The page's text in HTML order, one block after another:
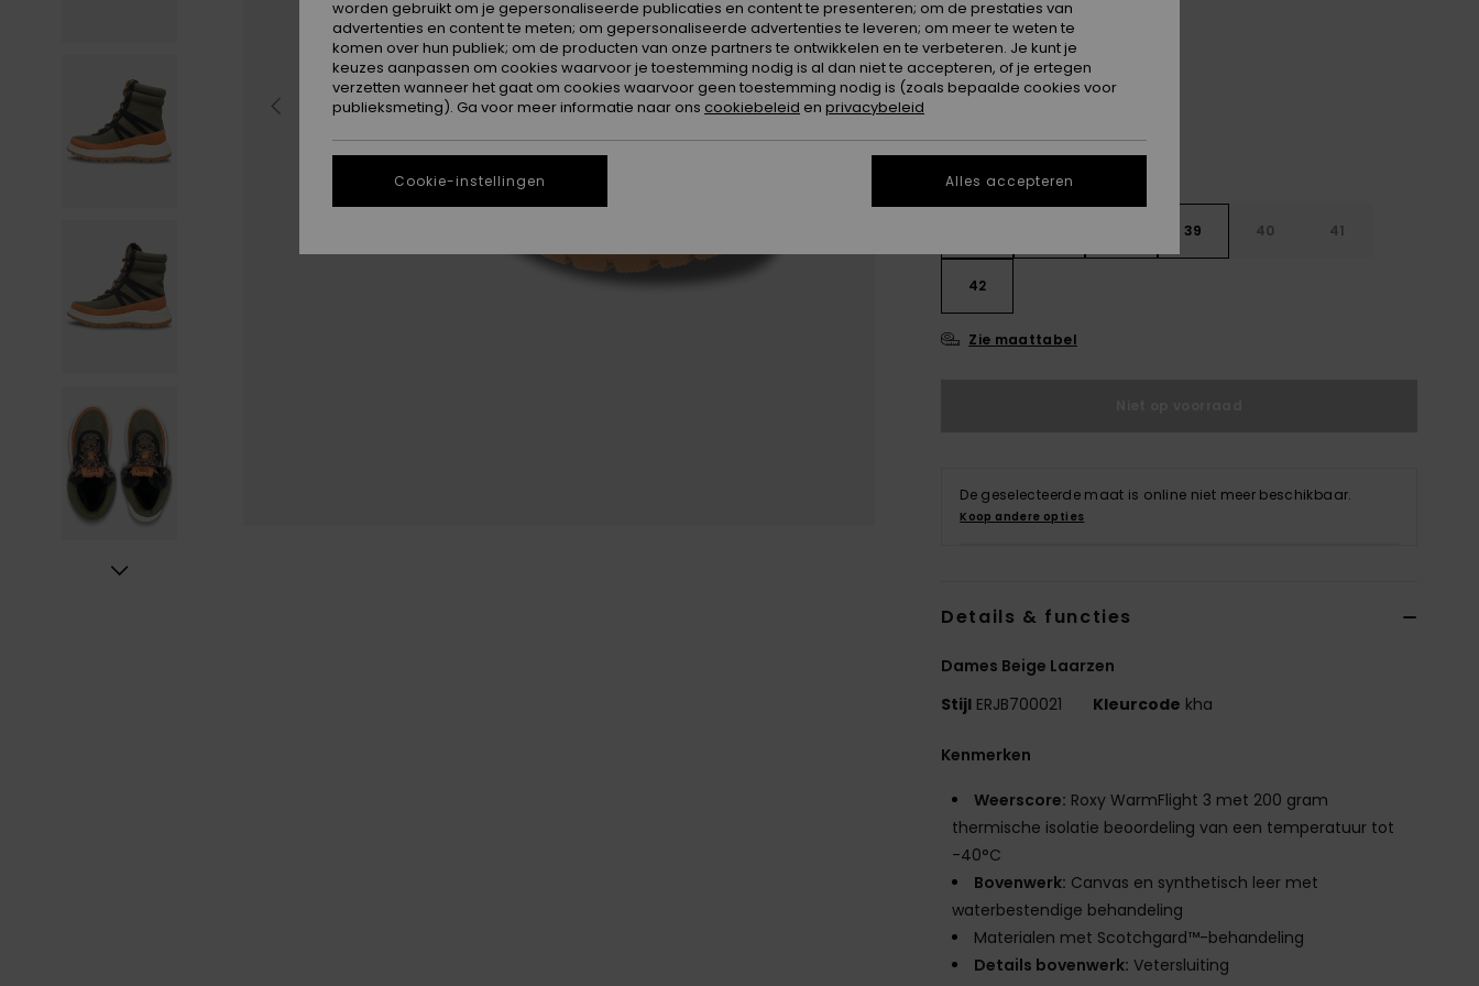
KleurKhaki
39 40 41
42
Zie maattabel
De geselecteerde maat is online niet meer beschikbaar.
Koop andere opties
Details & functies
Dames Beige Laarzen
Stijl ERJB700021 Kleurcode kha
Kenmerken
Weerscore: Roxy WarmFlight 3 met 200 gram
thermische isolatie beoordeling van een temperatuur tot
-40°C
Bovenwerk: Canvas en synthetisch leer met
waterbestendige behandeling
Materialen met Scotchgard™-behandeling
Details bovenwerk: Vetersluiting
worden gebruikt om je gepersonaliseerde publicaties en content te presenteren; om de prestaties van
advertenties en content te meten; om gepersonaliseerde advertenties te leveren; om meer te weten te
komen over hun publiek; om de producten van onze partners te ontwikkelen en te verbeteren. Je kunt je
keuzes aanpassen om cookies waarvoor je toestemming nodig is al dan niet te accepteren, of je ertegen
verzetten wanneer het gaat om cookies waarvoor geen toestemming nodig is (zoals bepaalde cookies voor
publieksmeting). Ga voor meer informatie naar ons cookiebeleid en privacybeleid
Cookie-instellingen Alles accepteren